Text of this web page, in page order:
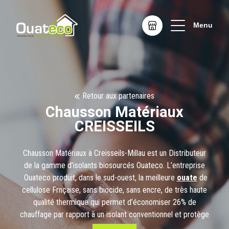
Menu
Retour aux partenaires
Chausson Matériaux
CREISSEILS
Chausson Matériaux à Creisseils-Millau est un Distributeur
de la gamme d’isolants biosourcés Ouateco. L’entreprise
Ouateco produit, dans le sud-ouest, la meilleure ouate de
cellulose Frnçaise, sans biocide, sans encre, de très haute
qualité thermique qui permet d’économiser 26% de
chauffage par rapport à un isolant conventionnel et protège
votre habitat de 9 à 12 heures contre la chaleur d’été. Nous